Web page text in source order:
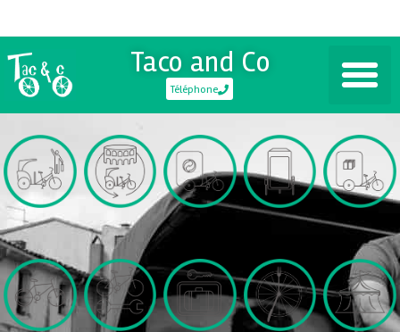
Taco and Co
Téléphone